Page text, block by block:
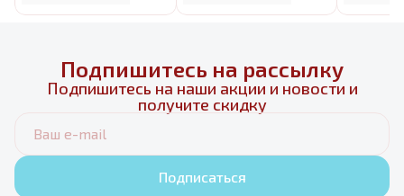
Подпишитесь на рассылку
Подпишитесь на наши акции и новости и
получите скидку
Подписаться